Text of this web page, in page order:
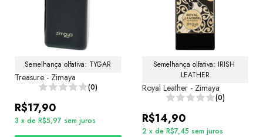
Semelhança olfativa: TYGAR
Treasure - Zimaya
(0)
R$17,90
3 x de R$5,97 sem juros
Semelhança olfativa: IRISH
LEATHER
Royal Leather - Zimaya
(0)
R$14,90
2 x de R$7,45 sem juros